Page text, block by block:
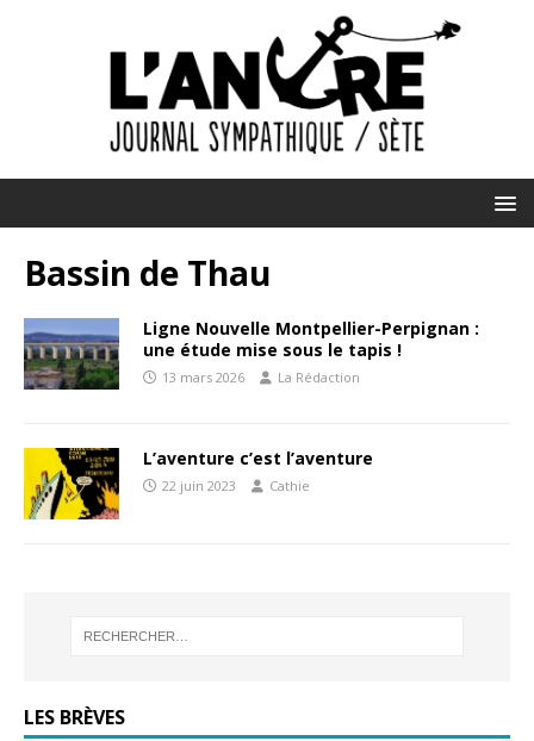
Bassin de Thau
Ligne Nouvelle Montpellier-Perpignan :
une étude mise sous le tapis !
13 mars 2026 La Rédaction
L’aventure c’est l’aventure
22 juin 2023 Cathie
LES BRÈVES